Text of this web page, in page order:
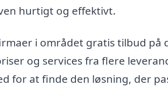
hurtigt og effektivt.
i området gratis tilbud på
og services fra flere
for at finde den løsning, der